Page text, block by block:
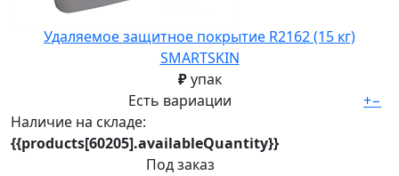
Удаляемое защитное покрытие R2162 (15 кг)
SMARTSKIN
₽упак
Есть вариации
Наличие на складе:
{{products[60205].availableQuantity}}
Под заказ
+−